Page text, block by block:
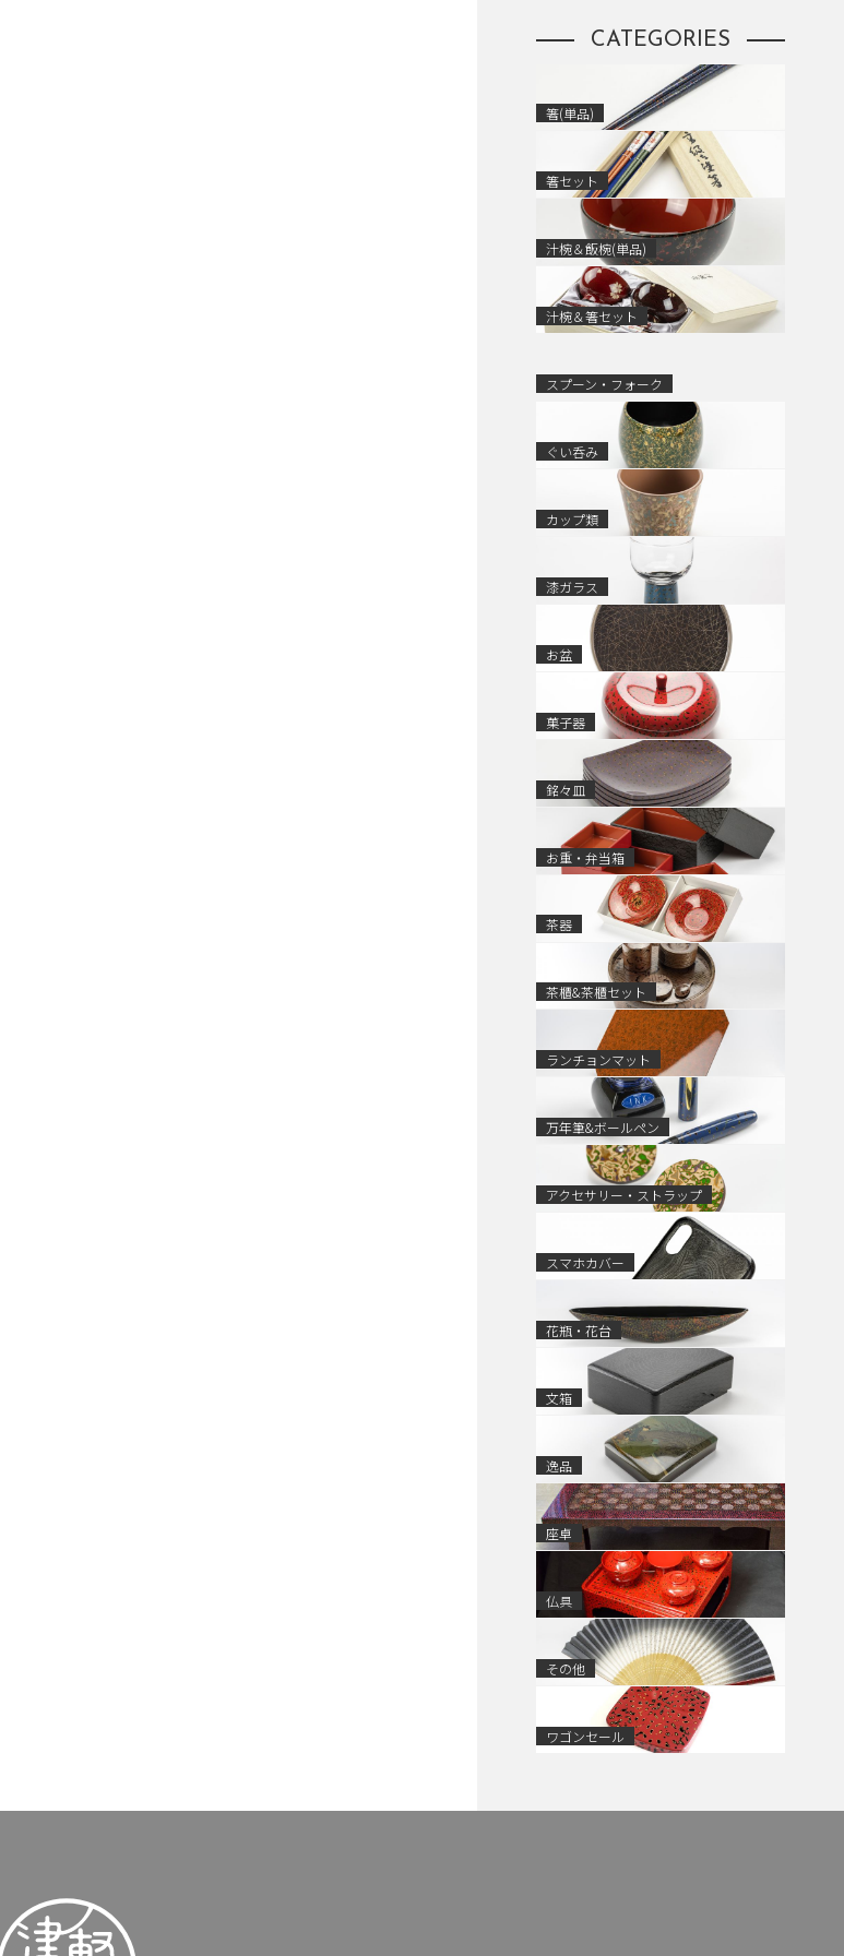
CATEGORIES
箸(単品)
箸セット
汁椀＆飯椀(単品)
汁椀＆箸セット
スプーン・フォーク
ぐい呑み
カップ類
漆ガラス
お盆
菓子器
銘々皿
お重・弁当箱
茶器
茶櫃&茶櫃セット
ランチョンマット
万年筆&ボールペン
アクセサリー・ストラップ
スマホカバー
花瓶・花台
文箱
逸品
座卓
仏具
その他
ワゴンセール